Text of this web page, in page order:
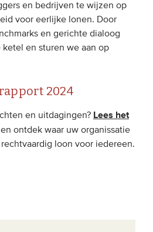
& netwerken
WE DOEN
en bedrijven te wijzen op
voor eerlijke lonen. Door
en gerichte dialoog
en sturen we aan op
2024
en uitdagingen? Lees het
en ontdek waar uw organissatie
loon voor iedereen.